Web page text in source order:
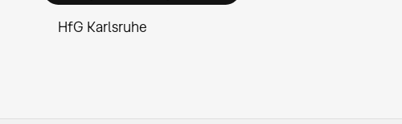
HfG Karlsruhe